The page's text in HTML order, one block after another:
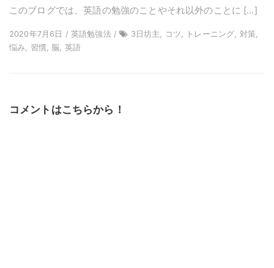
このブログでは、英語の勉強のことやそれ以外のことに […]
2020年7月6日 / 英語勉強法 /
3日坊主, コツ, トレーニング, 対策,
悩み, 習慣, 脳, 英語
コメントはこちらから！